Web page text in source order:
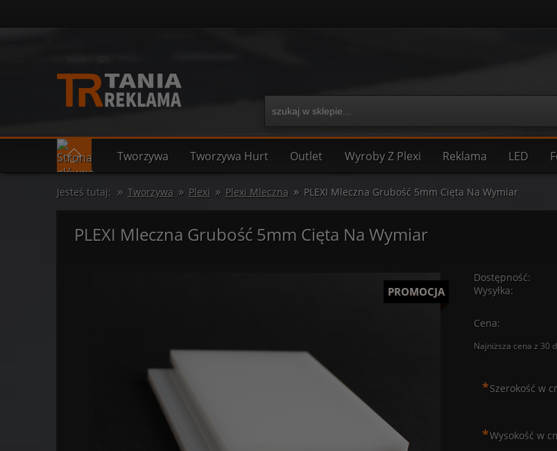
Tworzywa Tworzywa Hurt Outlet Wyroby Z Plexi Reklama LED
Jesteś tutaj: » Tworzywa » Plexi » Plexi Mleczna » PLEXI Mleczna Grubość 5mm Cięta Na Wymiar
PLEXI Mleczna Grubość 5mm Cięta Na Wymiar
PROMOCJA
Dostępność:
Wysyłka:
Cena:
Najniższa cena z 30
Jeżeli
30 dni,
momentu,
*Szerokość w
*Wysokość w